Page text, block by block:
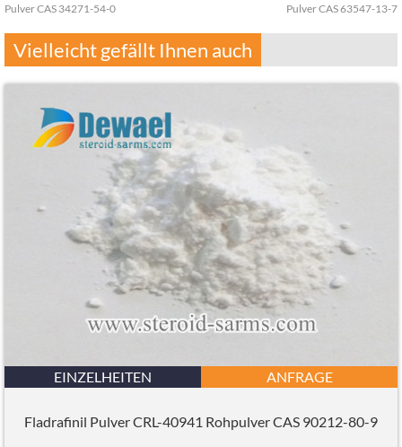
Pulver CAS 34271-54-0
Pulver CAS 63547-13-7
Vielleicht gefällt Ihnen auch
EINZELHEITEN ANFRAGE
Fladrafinil Pulver CRL-40941 Rohpulver CAS 90212-80-9